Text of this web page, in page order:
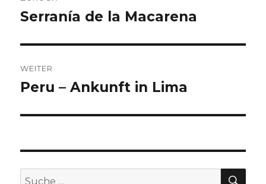
k
Navigation
Vorheriger
Serranía de la Macarena
WEITER
Nächster
Peru – Ankunft in Lima
Suche